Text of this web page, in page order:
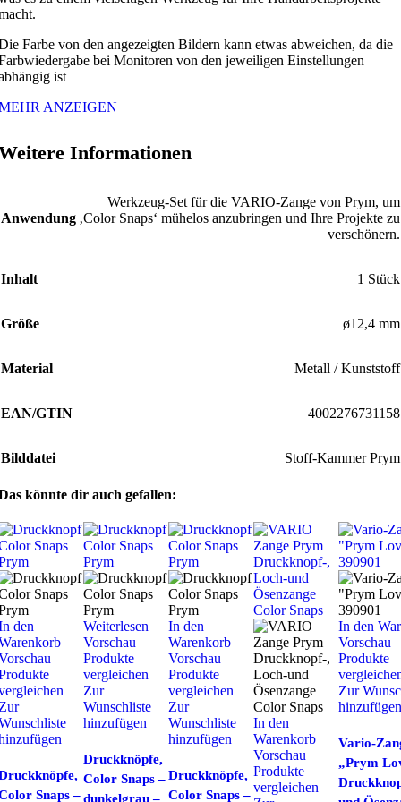
Farbe von den angezeigten Bildern kann etwas abweichen, da die
bei Monitoren von den jeweiligen Einstellungen
ist
ANZEIGEN
Informationen
Anwendung
Werkzeug-Set für die VARIO-Zange von Prym, um
‚Color Snaps‘ mühelos anzubringen und Ihre Projekte zu
verschönern.
Inhalt 1 Stück
Größe ø12,4 mm
Material Metall / Kunststoff
EAN/GTIN 4002276731158
Bilddatei Stoff-Kammer Prym
könnte dir auch gefallen:
den
Snaps –
Weiterlesen
Vorschau
Produkte
vergleichen
Zur
Wunschliste
hinzufügen
Druckknöpfe,
Color Snaps –
dunkelgrau –
In den
Warenkorb
Vorschau
Produkte
vergleichen
Zur
Wunschliste
hinzufügen
Druckknöpfe,
Color Snaps –
In den
Warenkorb
Vorschau
Produkte
vergleichen
In den
Vorschau
Produkte
Zur
hinzufügen
Vario-
„Prym